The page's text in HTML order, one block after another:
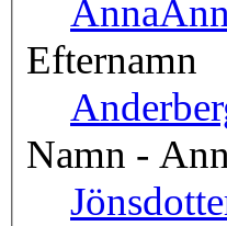
Anna
Efternamn
Namn -